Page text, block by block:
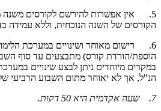
5. אין אפשרות להירשם לקורסים משנה
הקורסים של השנה הנוכחית, וללא עמידה
6. רישום מאוחר ושינויים במערכת
הוספת/הורדת קורס) מתבצעים עד סוף
במקרים מיוחדים ניתן לבצע שינויים
הנ"ל, אך לא יאוחר מתום השבוע הרביעי
7. שעה אקדמית היא 50 דקות.